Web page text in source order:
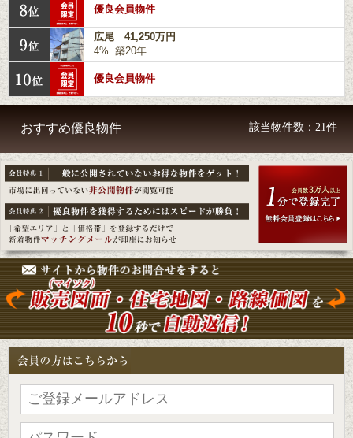
優良会員物件
広尾 41,250万円
4% 築20年
優良会員物件
おすすめ優良物件 該当物件数：21件